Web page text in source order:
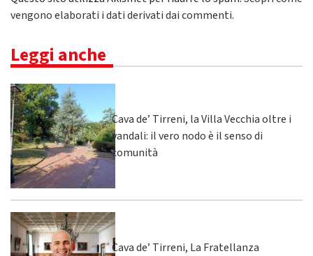
vengono elaborati i dati derivati dai commenti.
Leggi anche
Cava de’ Tirreni, la Villa Vecchia oltre i
vandali: il vero nodo è il senso di
comunità
Cava de’ Tirreni, La Fratellanza